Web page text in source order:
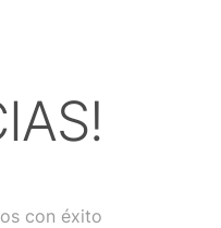
con éxito